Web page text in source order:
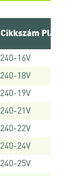
Cikkszám Platinum
240-16V
240-18V
240-19V
240-21V
240-22V
240-24V
240-25V